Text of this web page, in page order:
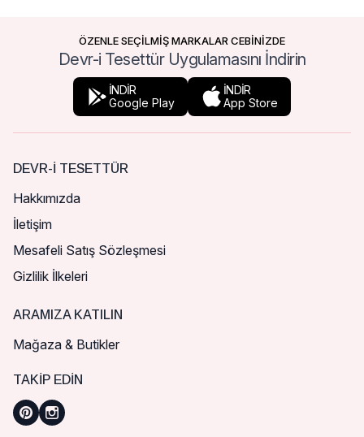
ÖZENLE SEÇİLMİŞ MARKALAR CEBİNİZDE
Devr-i Tesettür Uygulamasını İndirin
İNDİR
Google Play
İNDİR
App Store
DEVR-I TESETTÜR
Hakkımızda
İletişim
Mesafeli Satış Sözleşmesi
Gizlilik İlkeleri
ARAMIZA KATILIN
Mağaza & Butikler
TAKIP EDIN